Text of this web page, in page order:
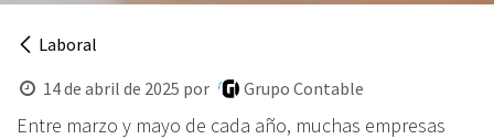
Laboral
14 de abril de 2025 por Grupo Contable
Entre marzo y mayo de cada año, muchas empresas